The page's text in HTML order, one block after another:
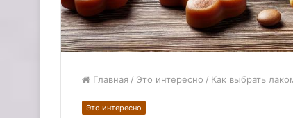
Главная / Это интересно / Как выбрать
Это интересно